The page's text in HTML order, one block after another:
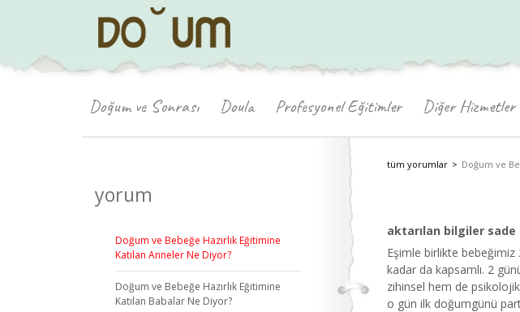
Doğum ve Sonrası Doula Profesyonel Eğitimler Diğer Hizmetler
yorum
Doğum ve Bebeğe Hazırlık Eğitimine
Katılan Anneler Ne Diyor?
Doğum ve Bebeğe Hazırlık Eğitimine
Katılan Babalar Ne Diyor?
tüm yorumlar Doğum ve
aktarılan bilgiler sade
Eşimle birlikte bebeğimiz
kadar da kapsamlı. 2
zihinsel hem de
o gün ilk doğumgünü